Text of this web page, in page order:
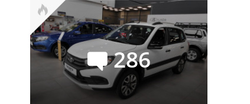
286